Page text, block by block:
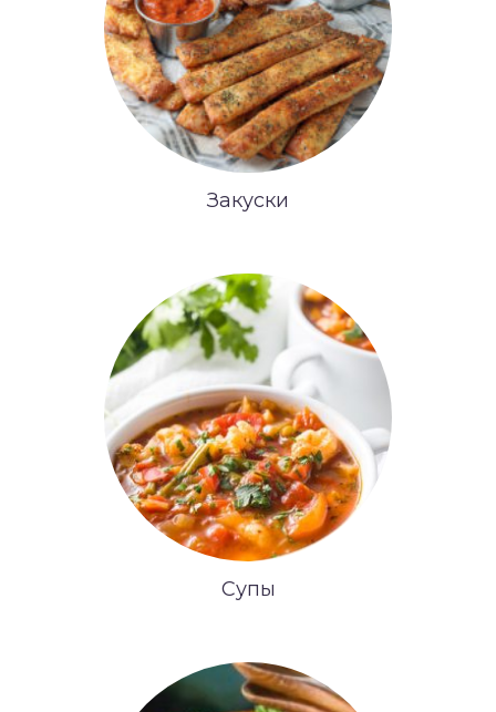
Закуски
Супы